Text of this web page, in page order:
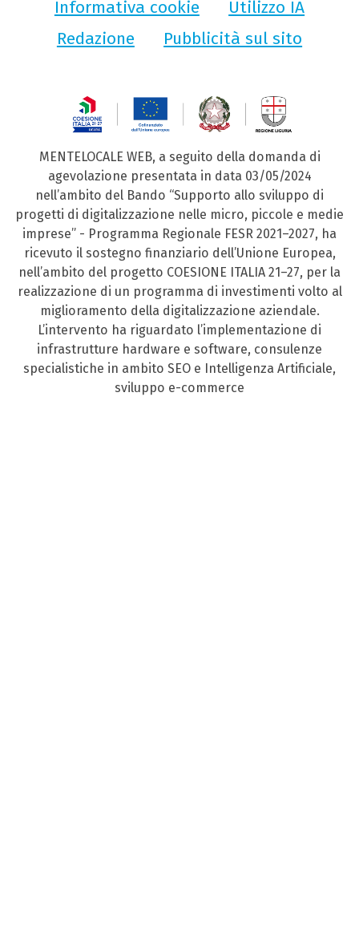
Informativa cookie
Utilizzo IA
Redazione
Pubblicità sul sito
MENTELOCALE WEB, a seguito della domanda di
agevolazione presentata in data 03/05/2024
nell’ambito del Bando “Supporto allo sviluppo di
progetti di digitalizzazione nelle micro, piccole e medie
imprese” - Programma Regionale FESR 2021–2027, ha
ricevuto il sostegno finanziario dell’Unione Europea,
nell’ambito del progetto COESIONE ITALIA 21–27, per la
realizzazione di un programma di investimenti volto al
miglioramento della digitalizzazione aziendale.
L’intervento ha riguardato l’implementazione di
infrastrutture hardware e software, consulenze
specialistiche in ambito SEO e Intelligenza Artificiale,
sviluppo e-commerce